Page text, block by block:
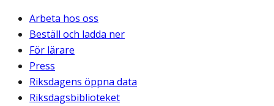
Arbeta hos oss
Beställ och ladda ner
För lärare
Press
Riksdagens öppna data
Riksdagsbiblioteket